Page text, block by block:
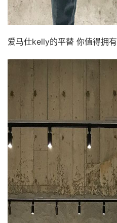
爱马仕kelly的平替 你值得拥有